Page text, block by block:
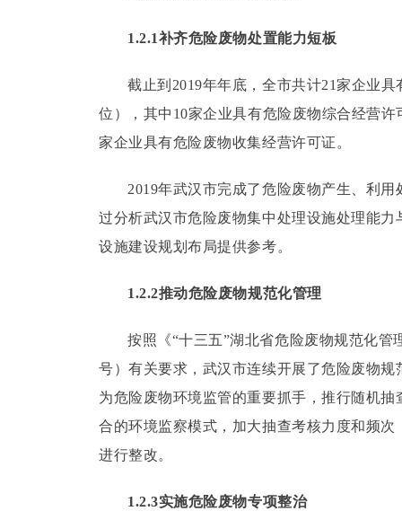
1.2.1补齐危险废物处置能力短板
截止到2019年年底，全市共计21家企业
位），其中10家企业具有危险废物综合经营
家企业具有危险废物收集经营许可证。
2019年武汉市完成了危险废物产生、利
过分析武汉市危险废物集中处理设施处理能
设施建设规划布局提供参考。
1.2.2推动危险废物规范化管理
按照《“十三五”湖北省危险废物规范化管
号）有关要求，武汉市连续开展了危险废物
为危险废物环境监管的重要抓手，推行随机
合的环境监察模式，加大抽查考核力度和频
进行整改。
1.2.3实施危险废物专项整治